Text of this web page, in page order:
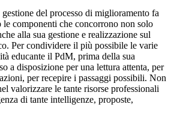
del processo di miglioramento fa
le componenti che concorrono non solo
alla sua gestione e realizzazione sul
Per condividere il più possibile le varie
educante il PdM, prima della sua
a disposizione per una lettura attenta, per
per recepire i passaggi possibili. Non
valorizzare le tante risorse professionali
di tante intelligenze, proposte,